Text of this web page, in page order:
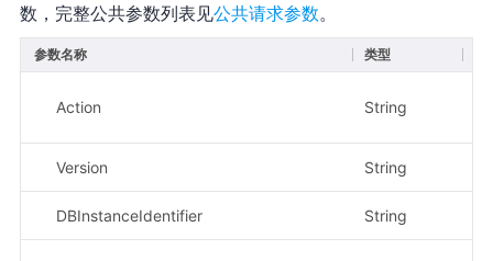
数，完整公共参数列表见公共请求参数。
参数名称 类型
Action String
Version String
DBInstanceIdentifier String